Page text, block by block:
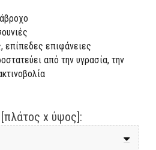
επίπεδες επιφάνειες
από την υγρασία, την
x ύψος]: